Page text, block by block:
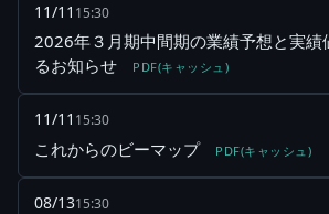
11/11 15:30
2026年３月期中間期の業績予想と実績
るお知らせ
PDF(キャッシュ)
11/11 15:30
これからのビーマップ PDF(キャッシュ)
08/1315:30